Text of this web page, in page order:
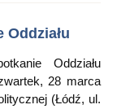
Oddziału
28 marca
(Łódź, ul.